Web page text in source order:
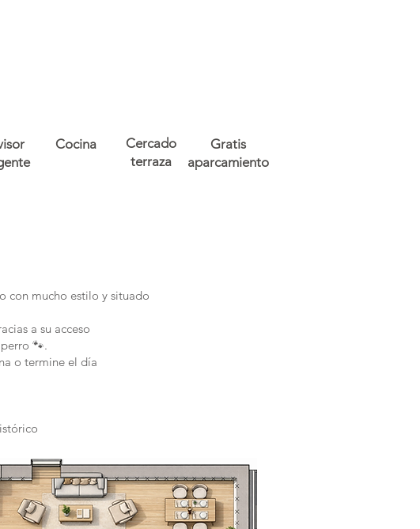
Cocina
Gratis
aparcamiento
Cercado
terraza
con mucho estilo y situado
a su acceso
🐾.
o termine el día